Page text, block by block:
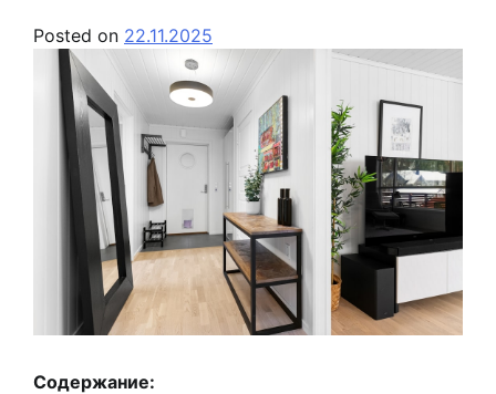
Posted on 22.11.2025
Содержание: